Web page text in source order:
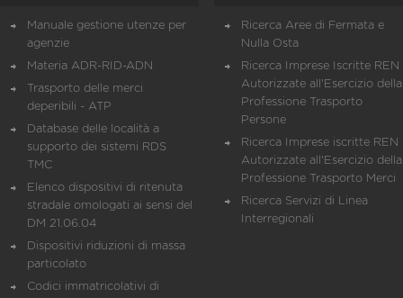
Manuale gestione utenze per
agenzie
Materia ADR-RID-ADN
Trasporto delle merci
deperibili - ATP
Database delle località a
supporto dei sistemi RDS
TMC
Elenco dispositivi di ritenuta
stradale omologati ai sensi del
DM 21.06.04
Dispositivi riduzioni di massa
particolato
Codici immatricolativi di
Ricerca Aree di Fermata e
Nulla Osta
Ricerca Imprese Iscritte REN
Autorizzate all'Esercizio della
Professione Trasporto
Persone
Ricerca Imprese iscritte REN
Autorizzate all'Esercizio della
Professione Trasporto Merci
Ricerca Servizi di Linea
Interregionali